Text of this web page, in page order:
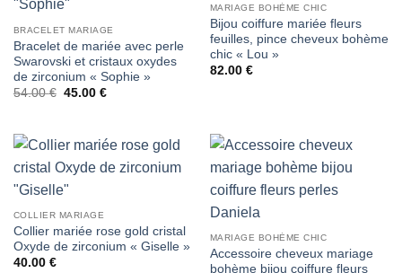
BRACELET MARIAGE
Bracelet de mariée avec perle
Swarovski et cristaux oxydes
de zirconium « Sophie »
54.00€ Le
54.00 €.
45.00 €Le
45.00 €.
MARIAGE BOHÈME CHIC
Bijou coiffure mariée fleurs
feuilles, pince cheveux bohème
chic « Lou »
82.00 €
COLLIER MARIAGE
Collier mariée rose gold cristal
Oxyde de zirconium « Giselle »
40.00 €
MARIAGE BOHÈME CHIC
Accessoire cheveux mariage
bohème bijou coiffure fleurs